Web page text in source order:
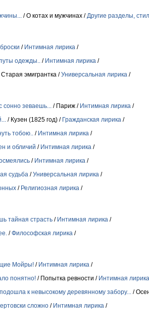
/ О котах и мужчинах / Другие разделы,
/ Интимная лирика /
одежды.. / Интимная лирика /
Старая эмигрантка /Универсальная лирика /
зеваешь... / Париж / Интимная лирика /
/ Кузен (1825 год) / Гражданская лирика /
тобою.. / Интимная лирика /
и обличий / Интимная лирика /
/ Интимная лирика /
судьба /Универсальная лирика /
/ Религиозная лирика /
тайная страсть / Интимная лирика /
/Философская лирика /
Мойры! / Интимная лирика /
понятно! / Попытка ревности / Интимная лирика
к невысокому деревянному забору...
/
сложно / Интимная лирика /